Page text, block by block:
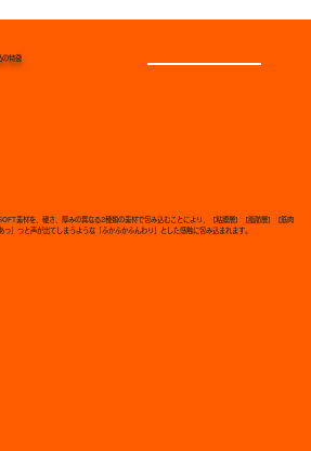
の特徴
素材を、硬さ、厚みの異なる2種類の素材で包み込むことにより、【粘膜層】【脂肪層】【筋肉
」っと声が出てしまうような「ふかふかふんわり」とした感触に包み込まれます。